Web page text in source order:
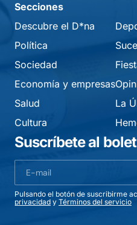
Secciones
Descubre el D*na
Política
Sociedad
Economía y empresas
Salud
Cultura
La
Suscríbete al
Pulsando el botón de suscribirme
privacidad y Términos del servicio